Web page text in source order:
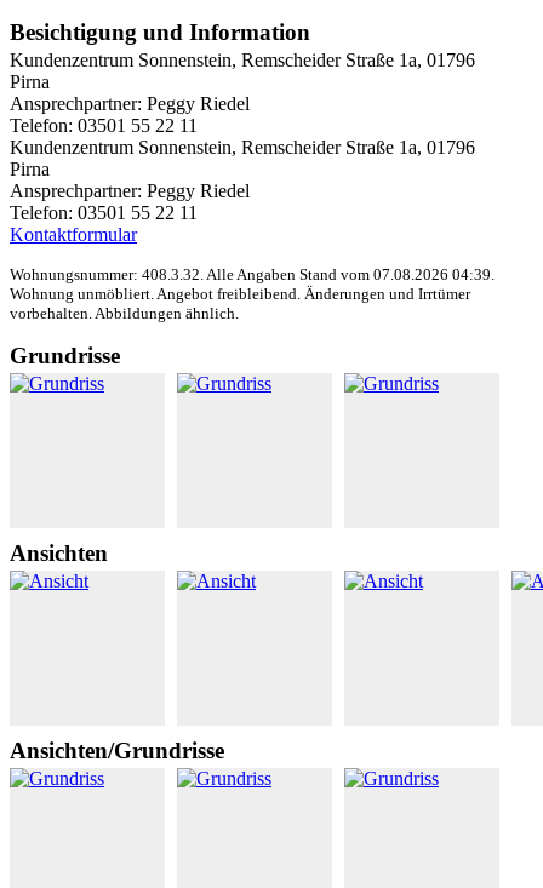
Besichtigung und Information
Kundenzentrum Sonnenstein, Remscheider Straße 1a, 01796
Pirna
Ansprechpartner: Peggy Riedel
Telefon: 03501 55 22 11
Kundenzentrum Sonnenstein, Remscheider Straße 1a, 01796
Pirna
Ansprechpartner: Peggy Riedel
Telefon: 03501 55 22 11
Kontaktformular
Wohnungsnummer: 408.3.32. Alle Angaben Stand vom 07.08.2026 04:39.
Wohnung unmöbliert. Angebot freibleibend. Änderungen und Irrtümer
vorbehalten. Abbildungen ähnlich.
Grundrisse
Ansichten
Ansichten/Grundrisse